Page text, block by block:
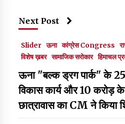
Next Post
Slider ऊना कांग्रेस Congress
विशेष ख़बर सामाजिक सरोकार हिमाचल
ऊना "बल्क ड्रग पार्क" के
विकास कार्य और 10 करोड़ के
छात्रावास का CM ने किया